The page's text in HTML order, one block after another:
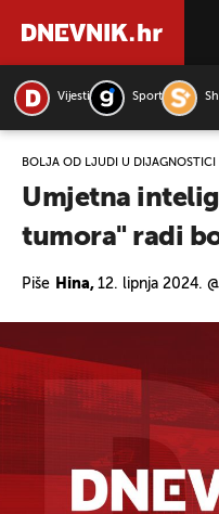
Vijesti Sport
BOLJA OD LJUDI U DIJAGNOSTICI
Umjetna
tumora" radi
Piše Hina, 12. lipnja 2024.
PRETRAŽITE VIJESTI